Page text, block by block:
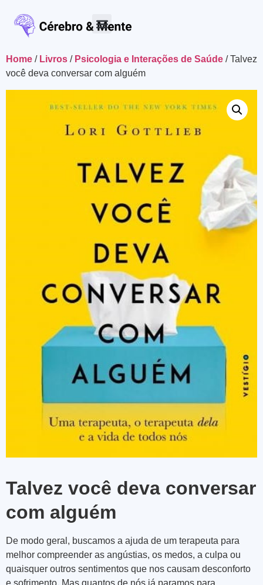
Home / Livros / Psicologia e Interações de Saúde / Talvez
você deva conversar com alguém
Talvez você deva conversar
com alguém
De modo geral, buscamos a ajuda de um terapeuta para
melhor compreender as angústias, os medos, a culpa ou
quaisquer outros sentimentos que nos causam desconforto
e sofrimento. Mas quantos de nós já paramos para